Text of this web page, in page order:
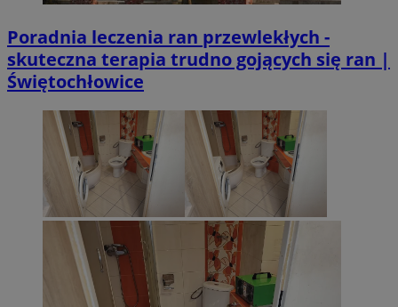
Poradnia leczenia ran przewlekłych -
skuteczna terapia trudno gojących się ran |
Świętochłowice